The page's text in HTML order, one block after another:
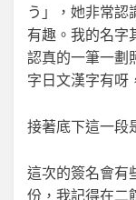
う」，她非常認
有趣。我的名字
認真的一筆一劃
字日文漢字有呀
接著底下這一段
這次的簽名會有
份，我記得在二